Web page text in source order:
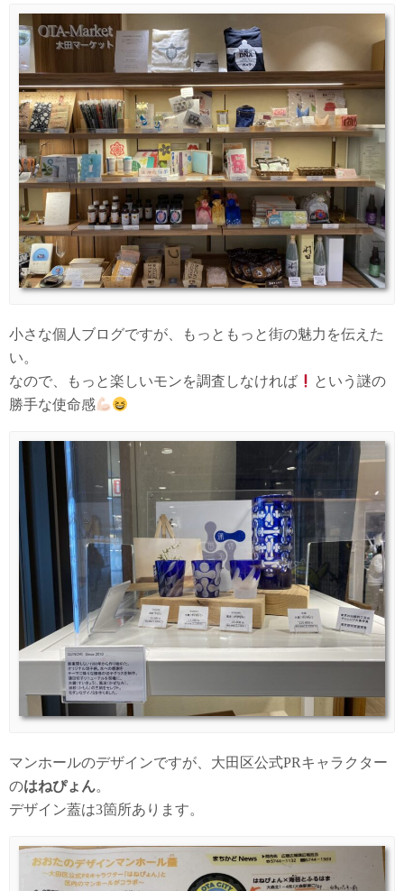
小さな個人ブログですが、もっともっと街の魅力を伝えた
い。
なので、もっと楽しいモンを調査しなければ
という謎の
勝手な使命感
マンホールのデザインですが、大田区公式PRキャラクター
のはねぴょん。
デザイン蓋は3箇所あります。